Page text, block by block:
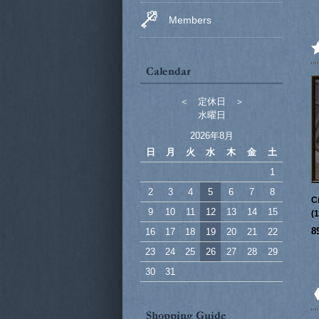
Members
＜ 定休日 ＞
水曜日
2026年8月
日
月 火 水 木 金
土
1
2
3 4 5 6 7
8
9
10 11 12 13 14
15
16
17 18 19 20 21
22
23
24 25 26 27 28
29
30
31